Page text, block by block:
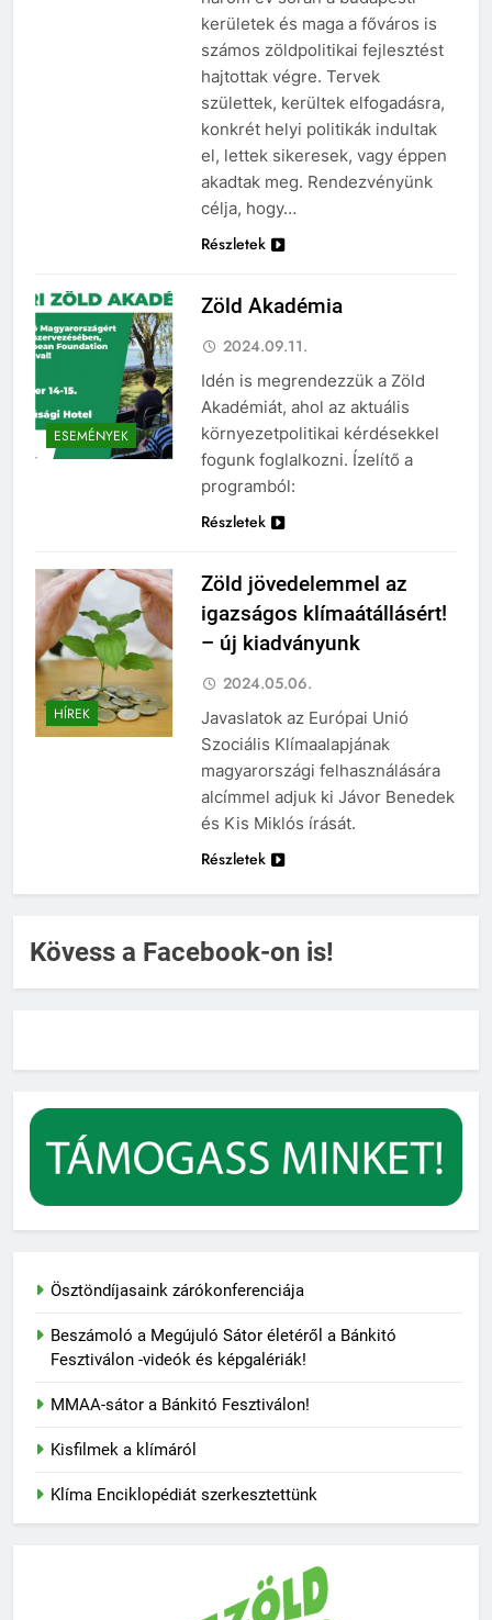
kerületek és maga a főváros is
számos zöldpolitikai fejlesztést
hajtottak végre. Tervek
születtek, kerültek elfogadásra,
konkrét helyi politikák indultak
el, lettek sikeresek, vagy éppen
akadtak meg. Rendezvényünk
célja, hogy…
Részletek
ESEMÉNYEK
Zöld Akadémia
2024.09.11.
Idén is megrendezzük a Zöld
Akadémiát, ahol az aktuális
környezetpolitikai kérdésekkel
fogunk foglalkozni. Ízelítő a
programból:
Részletek
HÍREK
Zöld jövedelemmel az
igazságos klímaátállásért!
– új kiadványunk
2024.05.06.
Javaslatok az Európai Unió
Szociális Klímaalapjának
magyarországi felhasználására
alcímmel adjuk ki Jávor Benedek
és Kis Miklós írását.
Részletek
Kövess a Facebook-on is!
Ösztöndíjasaink zárókonferenciája
Beszámoló a Megújuló Sátor életéről a Bánkitó
Fesztiválon -videók és képgalériák!
MMAA-sátor a Bánkitó Fesztiválon!
Kisfilmek a klímáról
Klíma Enciklopédiát szerkesztettünk